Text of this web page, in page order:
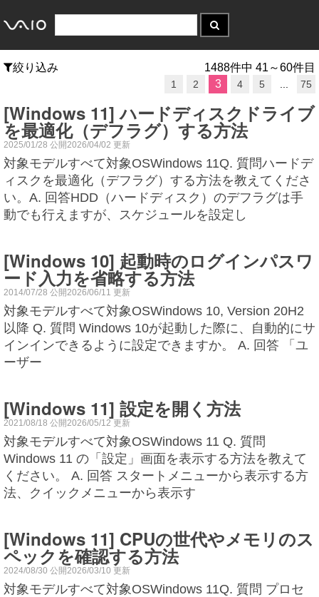
絞り込み 1488件中 41～60件目
1 2 3 4 5 75
[Windows 11] ハードディスクドライブ
を最適化（デフラグ）する方法
2025/01/28 公開2026/04/02 更新
対象モデルすべて対象OSWindows 11Q. 質問ハードデ
ィスクを最適化（デフラグ）する方法を教えてくださ
い。A. 回答HDD（ハードディスク）のデフラグは手
動でも行えますが、スケジュールを設定し
[Windows 10] 起動時のログインパスワ
ード入力を省略する方法
2014/07/28 公開2026/06/11 更新
対象モデルすべて対象OSWindows 10, Version 20H2
以降 Q. 質問 Windows 10が起動した際に、自動的にサ
インインできるように設定できますか。 A. 回答 「ユ
ーザー
[Windows 11] 設定を開く方法
2021/08/18 公開2026/05/12 更新
対象モデルすべて対象OSWindows 11 Q. 質問
Windows 11 の「設定」画面を表示する方法を教えて
ください。 A. 回答 スタートメニューから表示する方
法、クイックメニューから表示す
[Windows 11] CPUの世代やメモリのス
ペックを確認する方法
2024/08/30 公開2026/03/10 更新
対象モデルすべて対象OSWindows 11Q. 質問 プロセ